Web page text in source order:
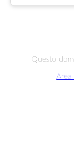
Questo
Area